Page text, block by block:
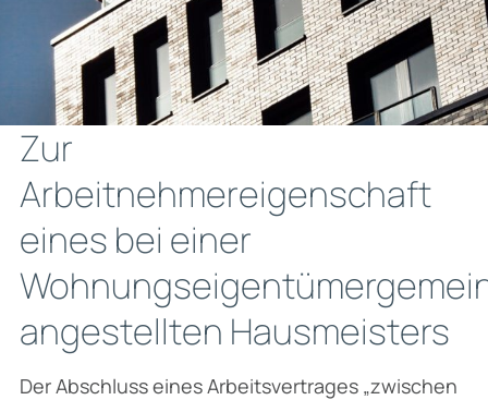
Zur
Arbeitnehmereigenschaft
eines bei einer
angestellten Hausmeisters
Der Abschluss eines Arbeitsvertrages „zwischen